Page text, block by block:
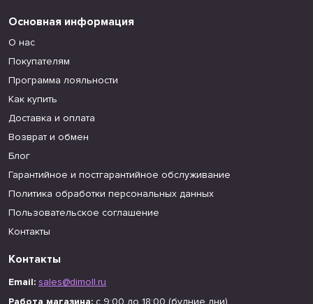
Основная информация
О нас
Покупателям
Программа лояльности
Как купить
Доставка и оплата
Возврат и обмен
Блог
Гарантийное и постгарантийное обслуживание
Политика обработки персональных данных
Пользовательское соглашение
Контакты
Контакты
Email: sales@dimoll.ru
Работа магазина: с 9:00 до 18:00 (будние дни)